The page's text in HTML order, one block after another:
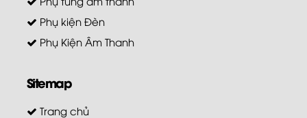
Phụ kiện Đèn
Phụ Kiện Âm Thanh
Sitemap
Trang chủ